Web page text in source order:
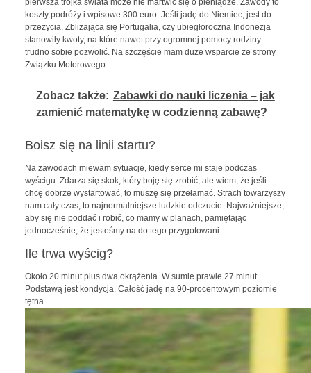
koszty podróży i wpisowe 300 euro. Jeśli jadę do Niemiec, jest do
przeżycia. Zbliżająca się Portugalia, czy ubiegłoroczna Indonezja
stanowiły kwoty, na które nawet przy ogromnej pomocy rodziny
trudno sobie pozwolić. Na szczęście mam duże wsparcie ze strony
Związku Motorowego.
Zobacz także: Zabawki do nauki liczenia – jak
zamienić matematykę w codzienną zabawę?
Boisz się na linii startu?
Na zawodach miewam sytuacje, kiedy serce mi staje podczas
wyścigu. Zdarza się skok, który boję się zrobić, ale wiem, że jeśli
chcę dobrze wystartować, to muszę się przełamać. Strach towarzyszy
nam cały czas, to najnormalniejsze ludzkie odczucie. Najważniejsze,
aby się nie poddać i robić, co mamy w planach, pamiętając
jednocześnie, że jesteśmy na do tego przygotowani.
Ile trwa wyścig?
Około 20 minut plus dwa okrążenia. W sumie prawie 27 minut.
Podstawą jest kondycja. Całość jadę na 90-procentowym poziomie
tętna.